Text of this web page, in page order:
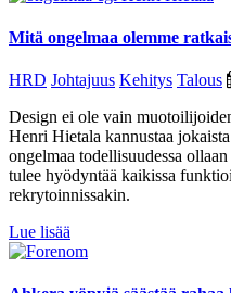
Mitä ongelmaa olemme
HRD Johtajuus Kehitys Talous
Design ei ole vain
Henri Hietala kannustaa
ongelmaa todellisuudessa
tulee hyödyntää kaikissa
rekrytoinnissakin.
Lue lisää